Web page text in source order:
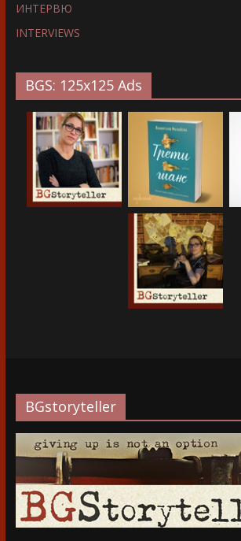
ИНТЕРВЮ
INTERVIEWS
BGS: 125x125 Ads
BGstoryteller